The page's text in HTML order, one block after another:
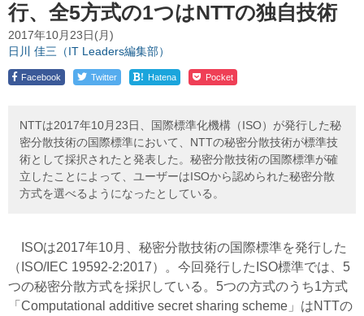
行、全5方式の1つはNTTの独自技術
2017年10月23日(月)
日川 佳三（IT Leaders編集部）
Facebook Twitter ! Hatena Pocket
NTTは2017年10月23日、国際標準化機構（ISO）が発行した秘
密分散技術の国際標準において、NTTの秘密分散技術が標準技
術として採択されたと発表した。秘密分散技術の国際標準が確
立したことによって、ユーザーはISOから認められた秘密分散
方式を選べるようになったとしている。
ISOは2017年10月、秘密分散技術の国際標準を発行した
（ISO/IEC 19592-2:2017）。今回発行したISO標準では、5
つの秘密分散方式を採択している。5つの方式のうち1方式
「Computational additive secret sharing scheme」はNTTの